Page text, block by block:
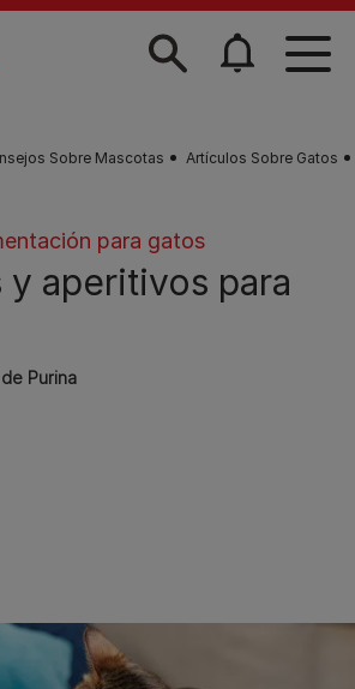
Sobre Mascotas Artículos Sobre Gatos
para gatos
y aperitivos para
Purina